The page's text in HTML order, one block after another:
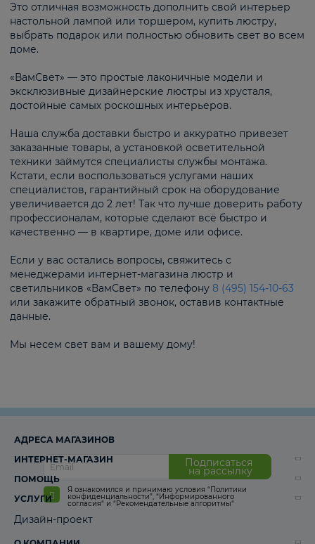
Это отличная возможность дополнить свой интерьер
настольной лампой или торшером, купить люстру,
выбрать подарок или полностью обновить свет во всем
доме.
«ВамСвет» — это простые лаконичные модели и
эксклюзивные дизайнерские люстры из хрусталя,
достойные самых роскошных интерьеров.
Наша служба доставки быстро и аккуратно привезет
заказанные товары, а установкой осветительной
техники займутся специалисты службы монтажа.
Кстати, если воспользоваться услугами наших
специалистов, гарантийный срок на оборудование
увеличивается до 2 лет! Так что лучше доверить работу
профессионалам, которые сделают всё быстро и
качественно — в квартире, доме или офисе.
Если у вас остались вопросы, свяжитесь с
менеджерами интернет-магазина люстр и
светильников «ВамСвет» по телефону 8 (495) 154-10-63
или закажите обратный звонок, оставив контактные
данные.
Мы несем свет вам и вашему дому!
Подписаться
на рассылку
Я ознакомился и принимаю условия “Политики
конфиденциальности”, “Информированного
согласия“ и “Рекомендательные алгоритмы“
АДРЕСА МАГАЗИНОВ
ИНТЕРНЕТ-МАГАЗИН
ПОМОЩЬ
УСЛУГИ
Дизайн-проект